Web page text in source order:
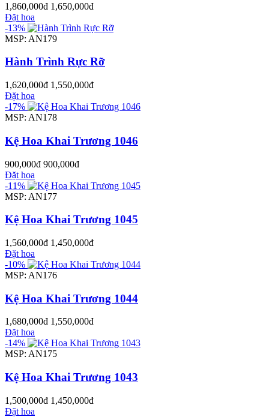
1,860,000đ 1,650,000đ
Đặt hoa
-13%
MSP: AN179
Hành Trình Rực Rỡ
1,620,000đ 1,550,000đ
Đặt hoa
-17%
MSP: AN178
Kệ Hoa Khai Trương 1046
900,000đ 900,000đ
Đặt hoa
-11%
MSP: AN177
Kệ Hoa Khai Trương 1045
1,560,000đ 1,450,000đ
Đặt hoa
-10%
MSP: AN176
Kệ Hoa Khai Trương 1044
1,680,000đ 1,550,000đ
Đặt hoa
-14%
MSP: AN175
Kệ Hoa Khai Trương 1043
1,500,000đ 1,450,000đ
Đặt hoa